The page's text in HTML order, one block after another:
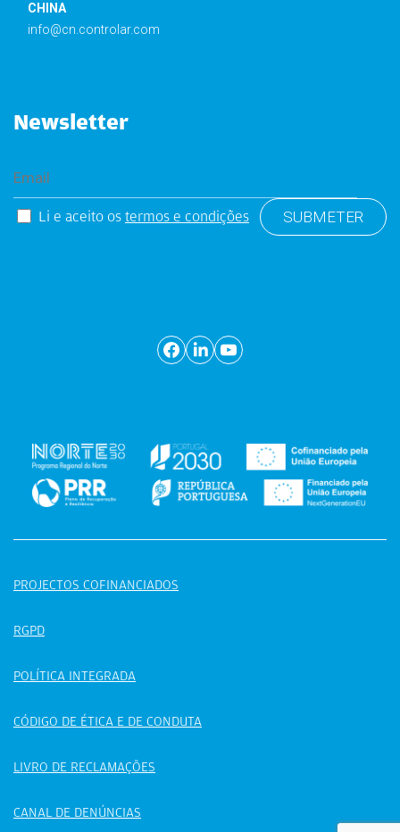
CHINA
info@cn.controlar.com
Newsletter
Li e aceito os termos e condições
PROJECTOS COFINANCIADOS
RGPD
POLÍTICA INTEGRADA
CÓDIGO DE ÉTICA E DE CONDUTA
LIVRO DE RECLAMAÇÕES
CANAL DE DENÚNCIAS